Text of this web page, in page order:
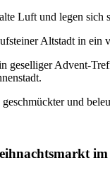
Luft und legen sich
Altstadt in ein
geselliger Advent-
und